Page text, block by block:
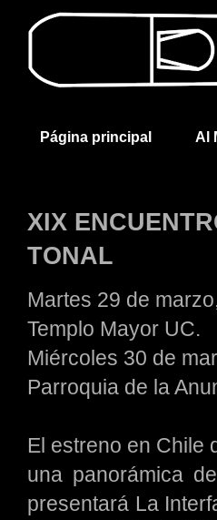
Página principal Al
XIX
TONAL
Martes 29 de
Templo Mayor UC.
Miércoles 30 de
Parroquia de la
El estreno en Chile
una panorámica
presentará La